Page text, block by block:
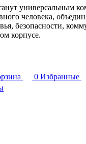
универсальным
человека,
безопасности,
корпусе.
0 Избранные